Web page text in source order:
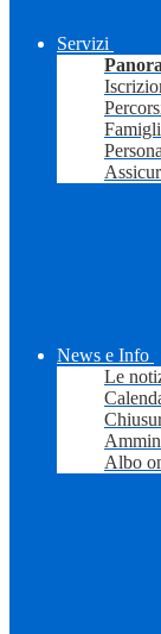
Servizi
News e Info
Le
Albo